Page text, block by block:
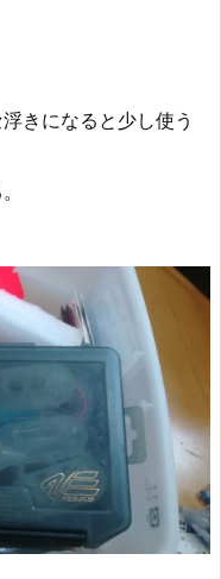
きになると少し使う